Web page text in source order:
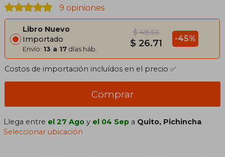
9 opiniones
Libro Nuevo
Importado
Envío: 13 a 17 días háb.
$ 48.56
$ 26.71 -45%
Costos de importación incluídos en el precio ✅
Comprar
Llega entre el 27 Ago y el 04 Sep a Quito, Pichincha.
Seleccionar ubicación